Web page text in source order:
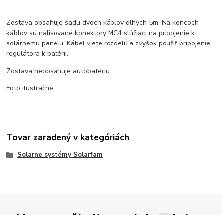
Zostava obsahuje sadu dvoch káblov dlhých 5m. Na koncoch
káblov sú nalisované konektory MC4 slúžiaci na pripojenie k
solárnemu panelu. Kábel viete rozdeliľ a zvyšok použiť pripojenie
regulátora k batérii.
Zostava neobsahuje autobatériu.
Foto ilustračné
Tovar zaradený v kategóriách
Solarne systémy Solarfam